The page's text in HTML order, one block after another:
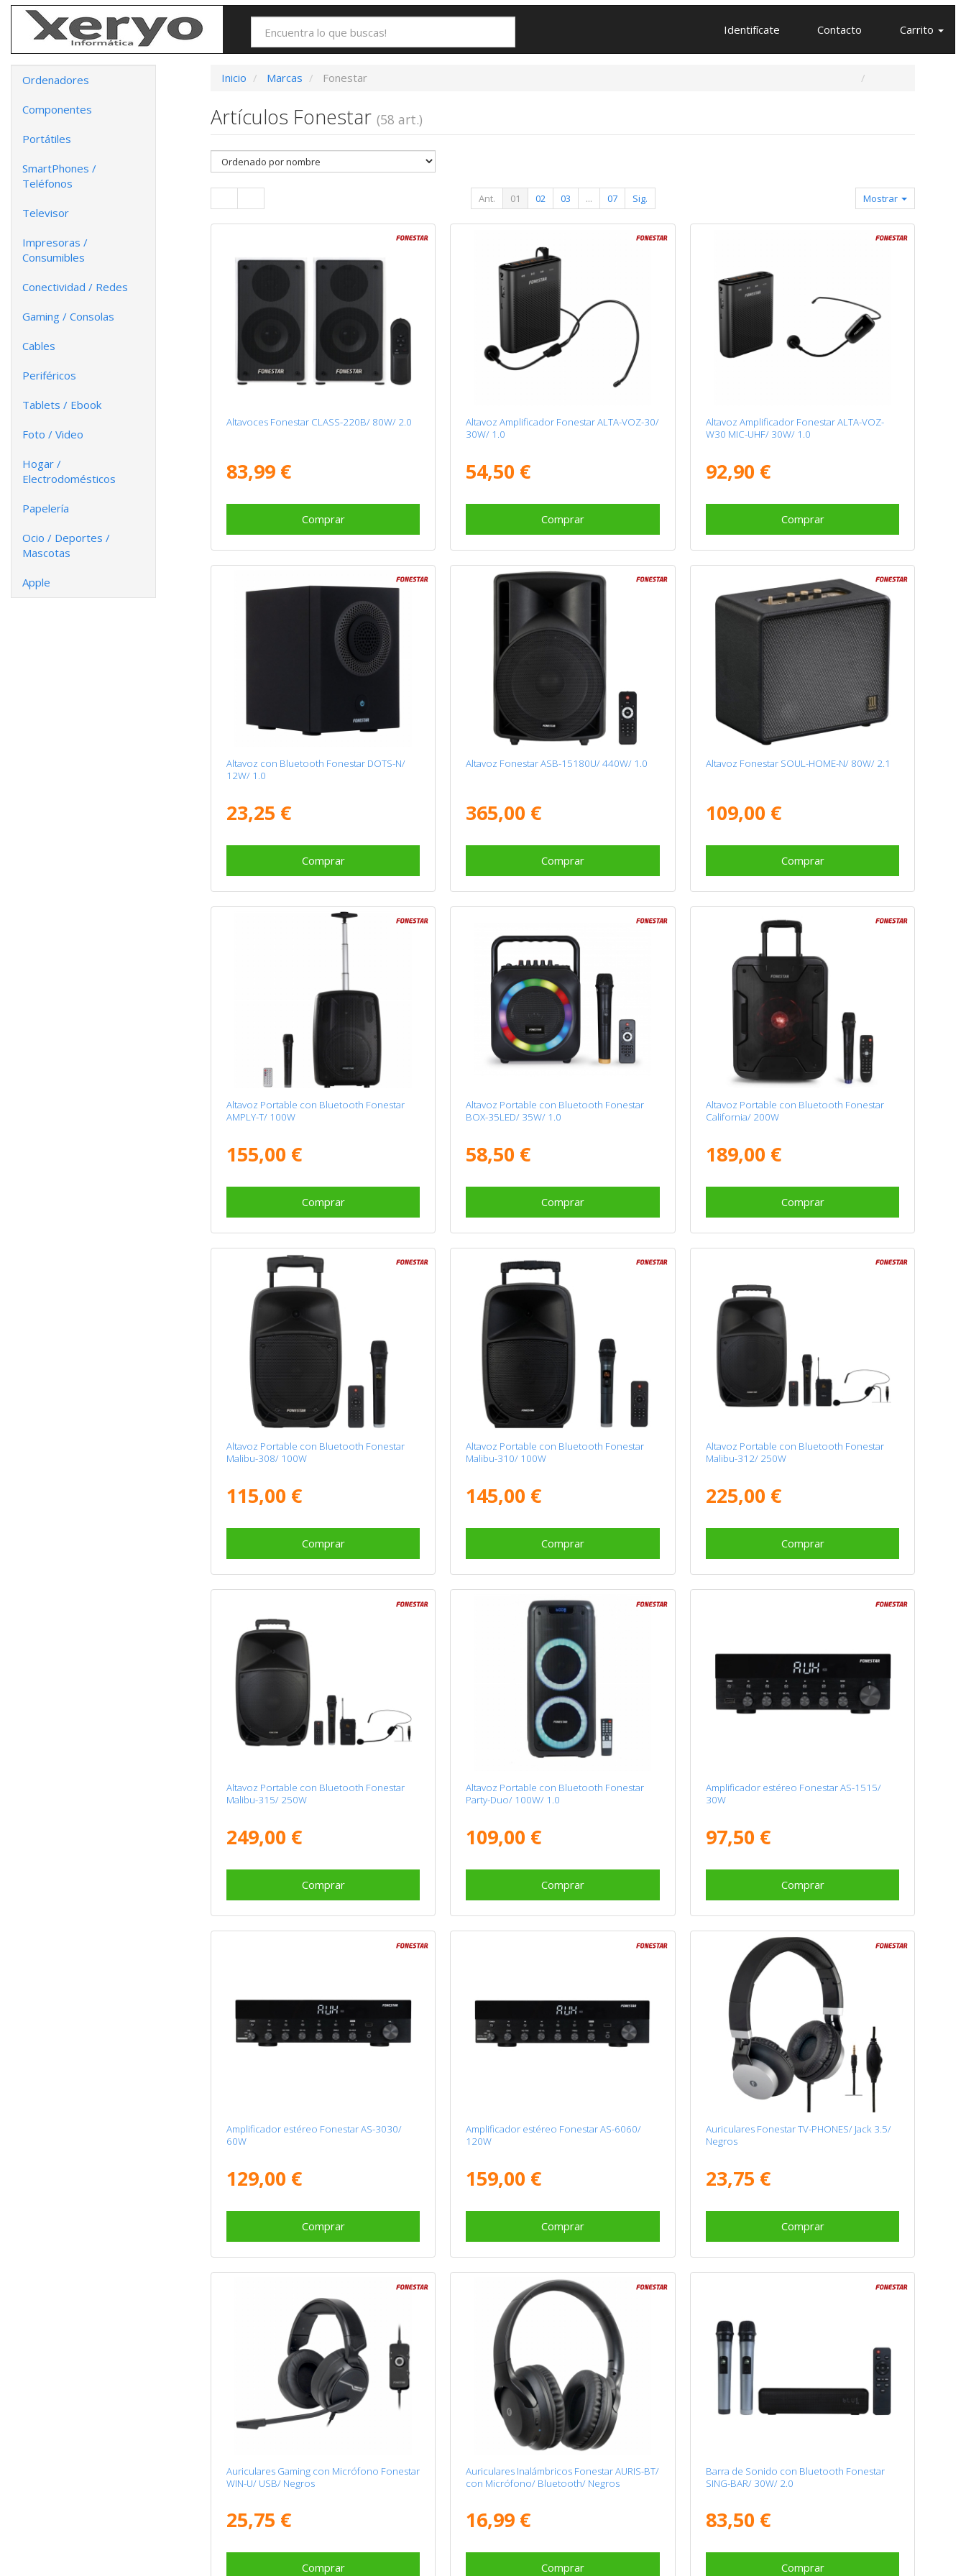
Identifícate Contacto Carrito
Ordenadores
Componentes
Portátiles
SmartPhones /
Teléfonos
Televisor
Impresoras /
Consumibles
Conectividad / Redes
Gaming / Consolas
Cables
Periféricos
Tablets / Ebook
Foto / Video
Hogar /
Electrodomésticos
Papelería
Ocio / Deportes /
Mascotas
Apple
Inicio Marcas Fonestar
Artículos Fonestar (58 art.)
Ant. 01 02 03 ... 07 Sig. Mostrar
Altavoces Fonestar CLASS-220B/ 80W/ 2.0
83,99 €
Comprar
Altavoz Amplificador Fonestar ALTA-VOZ-30/
30W/ 1.0
54,50 €
Comprar
Altavoz Amplificador Fonestar ALTA-VOZ-
W30 MIC-UHF/ 30W/ 1.0
92,90 €
Comprar
Altavoz con Bluetooth Fonestar DOTS-N/
12W/ 1.0
23,25 €
Comprar
Altavoz Fonestar ASB-15180U/ 440W/ 1.0
365,00 €
Comprar
Altavoz Fonestar SOUL-HOME-N/ 80W/ 2.1
109,00 €
Comprar
Altavoz Portable con Bluetooth Fonestar
AMPLY-T/ 100W
155,00 €
Comprar
Altavoz Portable con Bluetooth Fonestar
BOX-35LED/ 35W/ 1.0
58,50 €
Comprar
Altavoz Portable con Bluetooth Fonestar
California/ 200W
189,00 €
Comprar
Altavoz Portable con Bluetooth Fonestar
Malibu-308/ 100W
115,00 €
Comprar
Altavoz Portable con Bluetooth Fonestar
Malibu-310/ 100W
145,00 €
Comprar
Altavoz Portable con Bluetooth Fonestar
Malibu-312/ 250W
225,00 €
Comprar
Altavoz Portable con Bluetooth Fonestar
Malibu-315/ 250W
249,00 €
Comprar
Altavoz Portable con Bluetooth Fonestar
Party-Duo/ 100W/ 1.0
109,00 €
Comprar
Amplificador estéreo Fonestar AS-1515/
30W
97,50 €
Comprar
Amplificador estéreo Fonestar AS-3030/
60W
129,00 €
Comprar
Amplificador estéreo Fonestar AS-6060/
120W
159,00 €
Comprar
Auriculares Fonestar TV-PHONES/ Jack 3.5/
Negros
23,75 €
Comprar
Auriculares Gaming con Micrófono Fonestar
WIN-U/ USB/ Negros
25,75 €
Comprar
Auriculares Inalámbricos Fonestar AURIS-BT/
con Micrófono/ Bluetooth/ Negros
16,99 €
Comprar
Barra de Sonido con Bluetooth Fonestar
SING-BAR/ 30W/ 2.0
83,50 €
Comprar